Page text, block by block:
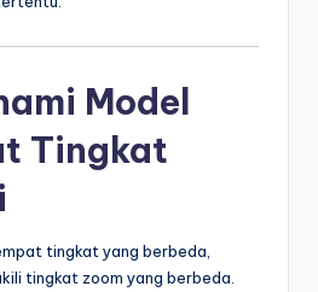
Model
Tingkat
tingkat yang berbeda,
tingkat zoom yang berbeda.